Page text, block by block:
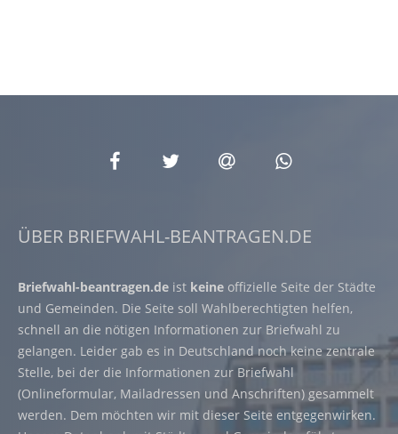
ÜBER BRIEFWAHL-BEANTRAGEN.DE
Briefwahl-beantragen.de ist keine offizielle Seite der Städte
und Gemeinden. Die Seite soll Wahlberechtigten helfen,
schnell an die nötigen Informationen zur Briefwahl zu
gelangen. Leider gab es in Deutschland noch keine zentrale
Stelle, bei der die Informationen zur Briefwahl
(Onlineformular, Mailadressen und Anschriften) gesammelt
werden. Dem möchten wir mit dieser Seite entgegenwirken.